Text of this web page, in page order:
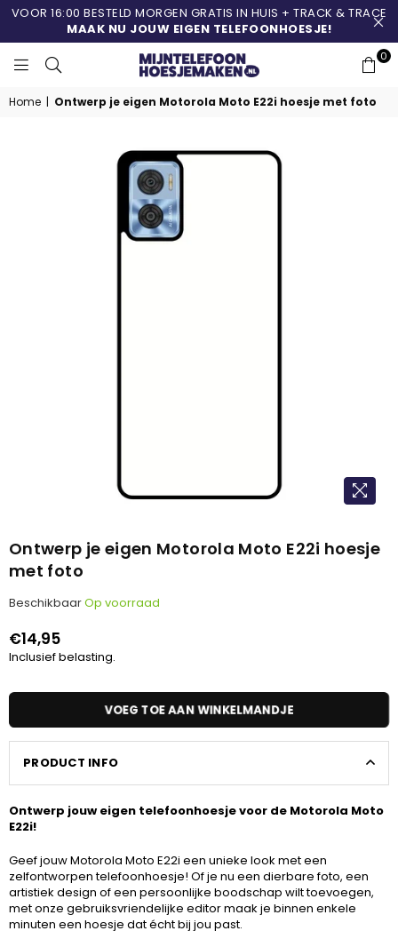
VOOR 16:00 BESTELD MORGEN GRATIS IN HUIS + TRACK & TRACE
MAAK NU JOUW EIGEN TELEFOONHOESJE!
0
Home | Ontwerp je eigen Motorola Moto E22i hoesje met foto
Ontwerp je eigen Motorola Moto E22i hoesje
met foto
BeschikbaarOp voorraad
Normale
prijs
€14,95
Inclusief belasting.
VOEG TOE AAN WINKELMANDJE
PRODUCT INFO
Ontwerp jouw eigen telefoonhoesje voor de Motorola Moto
E22i!
Geef jouw Motorola Moto E22i een unieke look met een
zelfontworpen telefoonhoesje! Of je nu een dierbare foto, een
artistiek design of een persoonlijke boodschap wilt toevoegen,
met onze gebruiksvriendelijke editor maak je binnen enkele
minuten een hoesje dat écht bij jou past.